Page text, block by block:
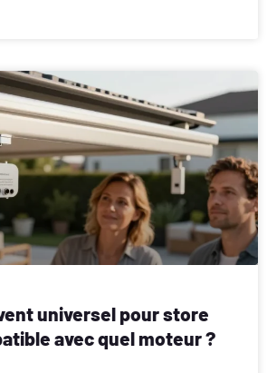
universel pour store
avec quel moteur ?